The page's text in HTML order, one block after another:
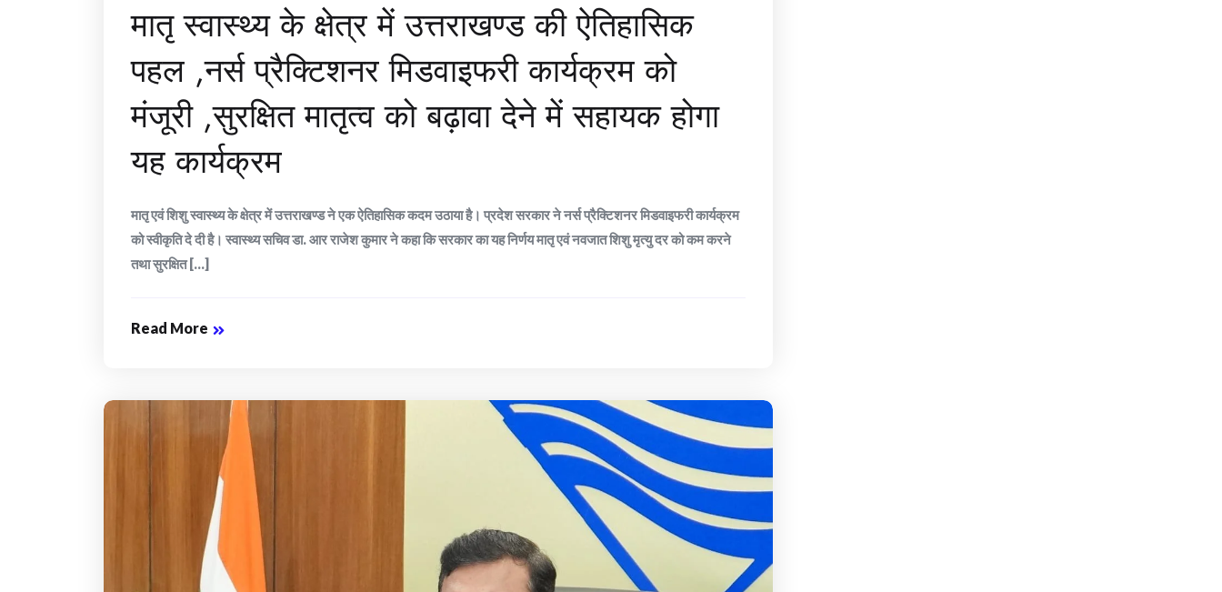
मातृ स्वास्थ्य के क्षेत्र में उत्तराखण्ड की ऐतिहासिक
पहल ,नर्स प्रैक्टिशनर मिडवाइफरी कार्यक्रम को
मंजूरी ,सुरक्षित मातृत्व को बढ़ावा देने में सहायक होगा
यह कार्यक्रम
मातृ एवं शिशु स्वास्थ्य के क्षेत्र में उत्तराखण्ड ने एक ऐतिहासिक कदम उठाया है। प्रदेश सरकार ने नर्स प्रैक्टिशनर मिडवाइफरी कार्यक्रम
को स्वीकृति दे दी है। स्वास्थ्य सचिव डा. आर राजेश कुमार ने कहा कि सरकार का यह निर्णय मातृ एवं नवजात शिशु मृत्यु दर को कम करने
तथा सुरक्षित [...]
Read More